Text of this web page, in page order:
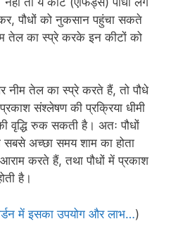
पौधों को नुकसान पहुंचा सकते
तेल का स्प्रे करके इन कीटों को
तेल का स्प्रे करते हैं, तो पौधे
संश्लेषण की प्रक्रिया धीमी
वृद्धि रुक सकती है। अतः पौधों
अच्छा समय शाम का होता
करते हैं, तथा पौधों में प्रकाश
है।
में इसका उपयोग और लाभ…)